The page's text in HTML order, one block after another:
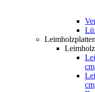
Leimholz
cm
cm